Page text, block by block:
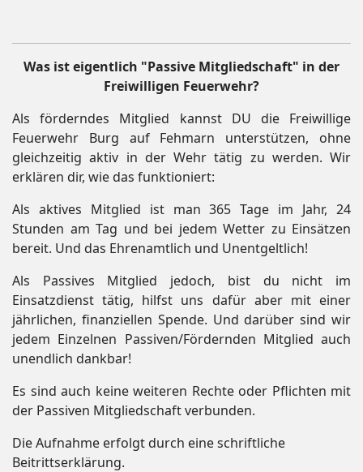
Was ist eigentlich "Passive Mitgliedschaft" in der
Freiwilligen Feuerwehr?
Als förderndes Mitglied kannst DU die Freiwillige
Feuerwehr Burg auf Fehmarn unterstützen, ohne
gleichzeitig aktiv in der Wehr tätig zu werden. Wir
erklären dir, wie das funktioniert:
Als aktives Mitglied ist man 365 Tage im Jahr, 24
Stunden am Tag und bei jedem Wetter zu Einsätzen
bereit. Und das Ehrenamtlich und Unentgeltlich!
Als Passives Mitglied jedoch, bist du nicht im
Einsatzdienst tätig, hilfst uns dafür aber mit einer
jährlichen, finanziellen Spende. Und darüber sind wir
jedem Einzelnen Passiven/Fördernden Mitglied auch
unendlich dankbar!
Es sind auch keine weiteren Rechte oder Pflichten mit
der Passiven Mitgliedschaft verbunden.
Die Aufnahme erfolgt durch eine schriftliche
Beitrittserklärung.